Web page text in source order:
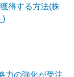
得する方法(株
)
力の強化が受注